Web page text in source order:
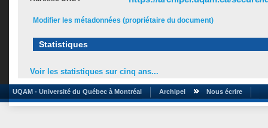
Modifier les métadonnées (propriétaire du document)
Statistiques
Voir les statistiques sur cinq ans...
UQAM - Université du Québec à Montréal Archipel Nous écrire